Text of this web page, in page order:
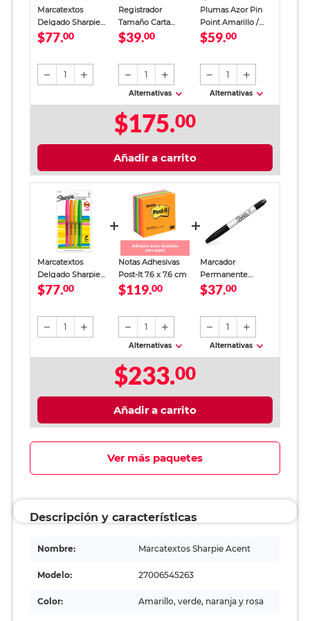
Marcatextos
Delgado Sharpie
Punta Cincel
$77.00
1
Registrador
Tamaño Carta
Office Depot
$39.00
1
Alternativas
Plumas Azor Pin
Point Amarillo /
Punto fino / Tinta
$59.00
1
Alternativas
$175.00
Añadir a carrito
Marcatextos
Delgado Sharpie
Punta Cincel
$77.00
1
Notas Adhesivas
Post-It 7.6 x 7.6 cm
$119.00
1
Alternativas
Marcador
Permanente
Sharpie Doble
$37.00
1
Alternativas
$233.00
Añadir a carrito
Ver más paquetes
Descripción y características
Nombre: Marcatextos Sharpie Acent
Modelo: 27006545263
Color: Amarillo, verde, naranja y rosa